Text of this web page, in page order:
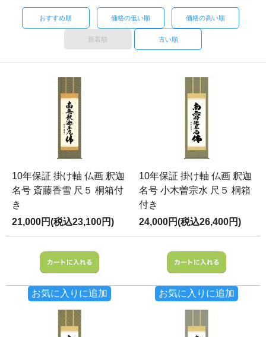
おすすめ順 価格の低い順 価格の高い順
新着順 古い順
10年保証 掛け軸 仏画 釈迦
名号 斎藤香雪 尺５ 桐箱付
き
21,000円(税込23,100円)
お気に入りに追加
10年保証 掛け軸 仏画 釈迦
名号 小木曽宗水 尺５ 桐箱
付き
24,000円(税込26,400円)
お気に入りに追加